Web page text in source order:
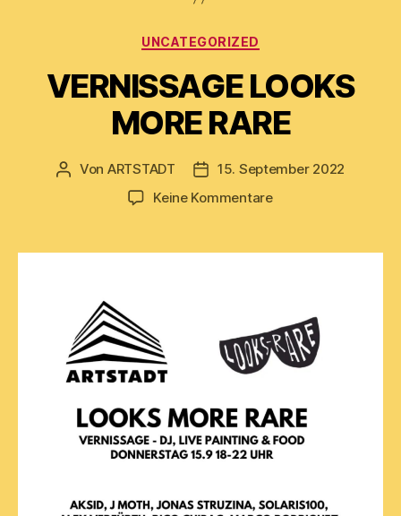
Kategorien
UNCATEGORIZED
VERNISSAGE LOOKS
MORE RARE
Beitragsautor
Von ARTSTADT Beitragsdatum
15. September 2022
Keine Kommentarezu
MORE